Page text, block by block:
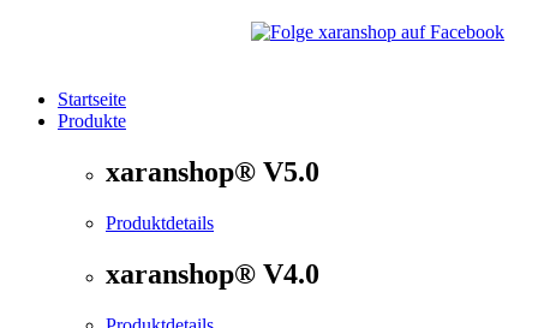
Startseite
Produkte
xaranshop® V5.0
Produktdetails
xaranshop® V4.0